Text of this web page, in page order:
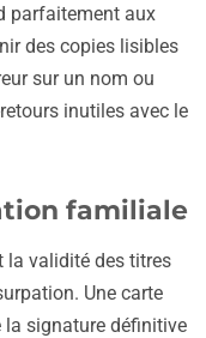
parfaitement aux
des copies lisibles
sur un nom ou
inutiles avec le
familiale
la validité des titres
Une carte
la signature définitive